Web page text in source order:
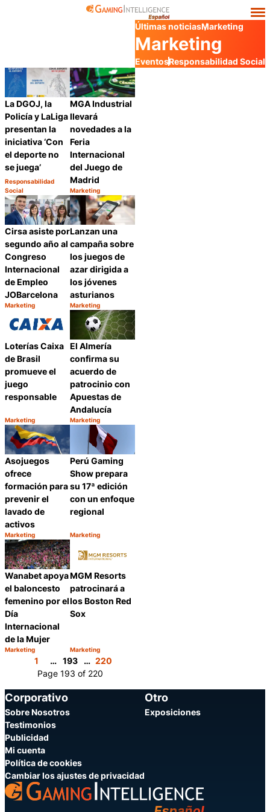
Últimas noticiasMarketing
Marketing
EventosResponsabilidad Social
La DGOJ, la
Policía y LaLiga
presentan la
iniciativa ‘Con
el deporte no
se juega’
Categoría:
Responsabilidad
Social
Compartir
MGA Industrial
llevará
novedades a la
Feria
Internacional
del Juego de
Madrid
Categoría:
Marketing
Cirsa asiste por
segundo año al
Congreso
Internacional
de Empleo
JOBarcelona
Categoría:
Marketing
Compartir
Lanzan una
campaña sobre
los juegos de
azar dirigida a
los jóvenes
asturianos
Categoría:
Marketing
Loterías Caixa
de Brasil
promueve el
juego
responsable
Categoría:
Marketing
Compartir
El Almería
confirma su
acuerdo de
patrocinio con
Apuestas de
Andalucía
Categoría:
Marketing
Asojuegos
ofrece
formación para
prevenir el
lavado de
activos
Categoría:
Marketing
Compartir
Perú Gaming
Show prepara
su 17ª edición
con un enfoque
regional
Categoría:
Marketing
Wanabet apoya
el baloncesto
femenino por el
Día
Internacional
de la Mujer
Categoría:
Marketing
Compartir
MGM Resorts
patrocinará a
los Boston Red
Sox
Categoría:
Marketing
1 … 193 … 220
Page 193 of 220
Corporativo
Sobre Nosotros
Testimonios
Publicidad
Mi cuenta
Política de cookies
Cambiar los ajustes de privacidad
Otro
Exposiciones